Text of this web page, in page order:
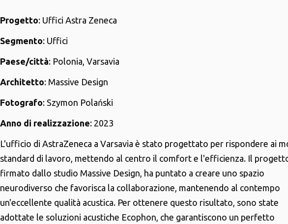
Progetto: Uffici Astra Zeneca
Segmento: Uffici
Paese/città: Polonia, Varsavia
Architetto: Massive Design
Fotografo: Szymon Polański
Anno di realizzazione: 2023
L'ufficio di AstraZeneca a Varsavia è stato progettato per rispondere ai
standard di lavoro, mettendo al centro il comfort e l'efficienza. Il
firmato dallo studio Massive Design, ha puntato a creare uno spazio
neurodiverso che favorisca la collaborazione, mantenendo al contempo
un'eccellente qualità acustica. Per ottenere questo risultato, sono state
adottate le soluzioni acustiche Ecophon, che garantiscono un perfetto